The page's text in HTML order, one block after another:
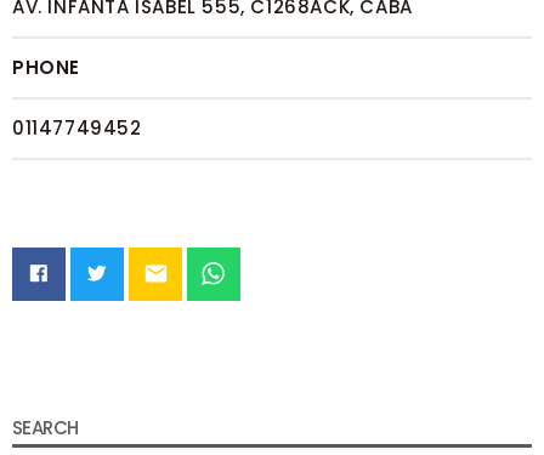
AV. INFANTA ISABEL 555, C1268ACK, CABA
PHONE
01147749452
email
SEARCH